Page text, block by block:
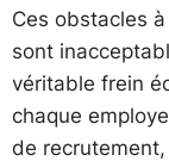
Ces obstacles à
sont
véritable frein
chaque
de